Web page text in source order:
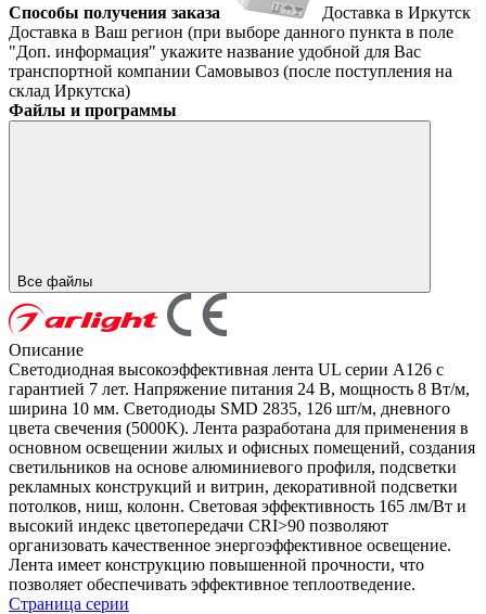
Способы получения заказа
Доставка в Иркутск
Доставка в Ваш регион (при выборе данного пункта в поле
"Доп. информация" укажите название удобной для Вас
транспортной компании Самовывоз (после поступления на
склад Иркутска)
Файлы и программы
Все файлы
Описание
Светодиодная высокоэффективная лента UL серии A126 с
гарантией 7 лет. Напряжение питания 24 В, мощность 8 Вт/м,
ширина 10 мм. Светодиоды SMD 2835, 126 шт/м, дневного
цвета свечения (5000K). Лента разработана для применения в
основном освещении жилых и офисных помещений, создания
светильников на основе алюминиевого профиля, подсветки
рекламных конструкций и витрин, декоративной подсветки
потолков, ниш, колонн. Световая эффективность 165 лм/Вт и
высокий индекс цветопередачи CRI>90 позволяют
организовать качественное энергоэффективное освещение.
Лента имеет конструкцию повышенной прочности, что
позволяет обеспечивать эффективное теплоотведение.
Страница серии